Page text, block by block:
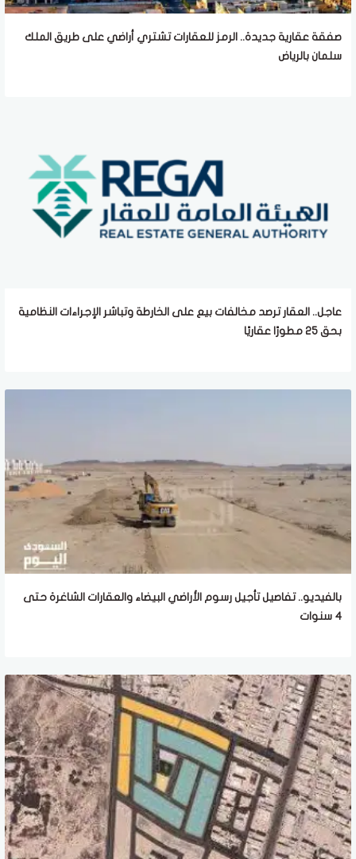
صفقة عقارية جديدة.. الرمز للعقارات تشتري أراضي على طريق الملك
سلمان بالرياض
عاجل.. العقار ترصد مخالفات بيع على الخارطة وتباشر الإجراءات النظامية
بحق 25 مطورًا عقاريًا
بالفيديو.. تفاصيل تأجيل رسوم الأراضي البيضاء والعقارات الشاغرة حتى
4 سنوات